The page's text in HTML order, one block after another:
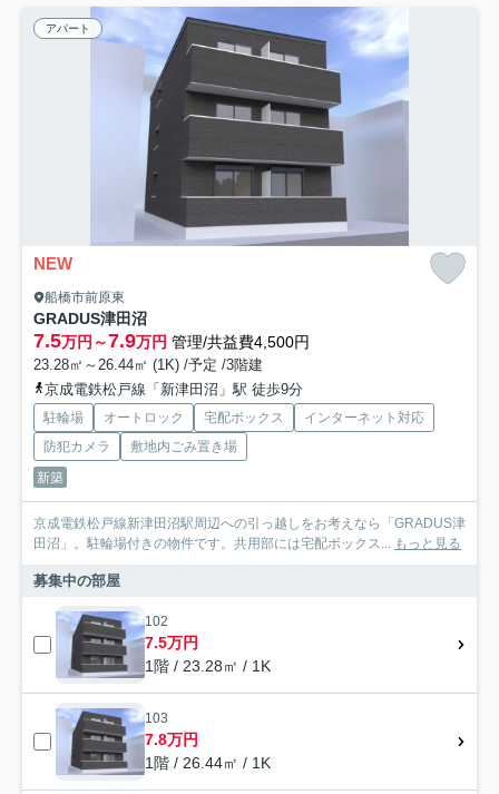
アパート
NEW
船橋市前原東
GRADUS津田沼
7.5万円～7.9万円 管理/共益費4,500円
23.28㎡～26.44㎡ (1K) /予定 /3階建
京成電鉄松戸線「新津田沼」駅 徒歩9分
駐輪場 オートロック 宅配ボックス
インターネット対応
防犯カメラ
敷地内ごみ置き場
新築
京成電鉄松戸線新津田沼駅周辺への引っ越しをお考えなら「GRADUS津
田沼」。駐輪場付きの物件です。共用部には宅配ボックス... もっと見る
募集中の部屋
102
7.5万円
1階 / 23.28㎡ / 1K
103
7.8万円
1階 / 26.44㎡ / 1K